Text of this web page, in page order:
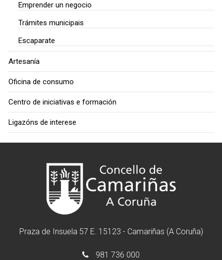
Emprender un negocio
Trámites municipais
Escaparate
Artesanía
Oficina de consumo
Centro de iniciativas e formación
Ligazóns de interese
Praza de Insuela 57 E. 15123 - Camariñas (A Coruña)
981 736 000